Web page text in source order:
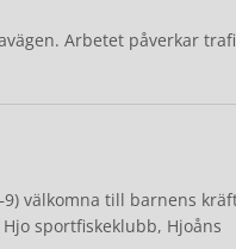
Arbetet påverkar
välkomna till barnens
sportfiskeklubb, Hjoåns